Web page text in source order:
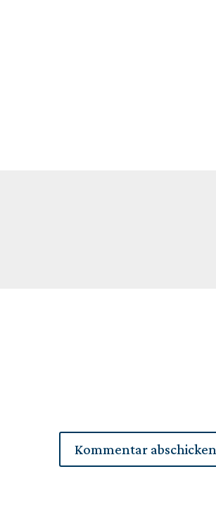
Kommentar abschicken